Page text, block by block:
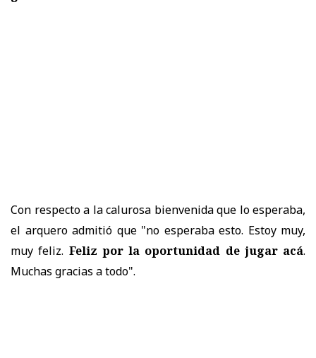
Con respecto a la calurosa bienvenida que lo esperaba,
el arquero admitió que "no esperaba esto. Estoy muy,
muy feliz. Feliz por la oportunidad de jugar acá.
Muchas gracias a todo".